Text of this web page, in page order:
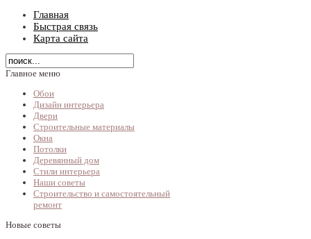
Главная
Быстрая связь
Карта сайта
Главное меню
Обои
Дизайн интерьера
Двери
Строительные материалы
Окна
Потолки
Деревянный дом
Стили интерьера
Наши советы
Строительство и самостоятельный
ремонт
Новые советы